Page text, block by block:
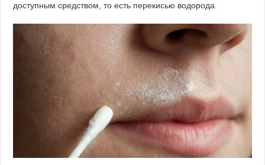
доступным средством, то есть перекисью водорода.